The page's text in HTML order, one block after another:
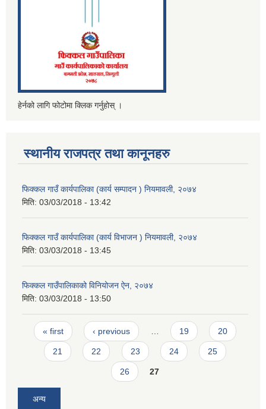
हेर्नको लागि फोटोमा क्लिक गर्नुहोस् ।
स्थानीय राजपत्र तथा कानूनहरु
फिक्कल गाउँ कार्यपालिका (कार्य सम्पादन ) नियमावली, २०७४
मिति: 03/03/2018 - 13:42
फिक्कल गाउँ कार्यपालिका (कार्य विभाजन ) नियमावली, २०७४
मिति: 03/03/2018 - 13:45
फिक्कल गाउँपालिकाको विनियोजन ऐन, २०७४
मिति: 03/03/2018 - 13:50
Pages
« first ‹ previous 19 20
21 22 23 24 25
26 27
अन्य